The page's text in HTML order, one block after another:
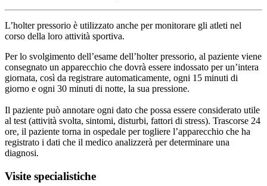
L’holter pressorio è utilizzato anche per monitorare gli atleti nel
corso della loro attività sportiva.
Per lo svolgimento dell’esame dell’holter pressorio, al paziente viene
consegnato un apparecchio che dovrà essere indossato per un’intera
giornata, così da registrare automaticamente, ogni 15 minuti di
giorno e ogni 30 minuti di notte, la sua pressione.
Il paziente può annotare ogni dato che possa essere considerato utile
al test (attività svolta, sintomi, disturbi, fattori di stress). Trascorse 24
ore, il paziente torna in ospedale per togliere l’apparecchio che ha
registrato i dati che il medico analizzerà per determinare una
diagnosi.
Visite specialistiche